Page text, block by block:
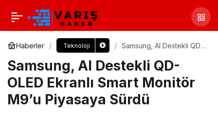
Haberler Teknoloji
Samsung, AI Destekli QD-
Monitör M9’u Piyasaya
Sürdü
Samsung, AI Destekli QD-
OLED Ekranlı Smart Monitör
M9’u Piyasaya Sürdü